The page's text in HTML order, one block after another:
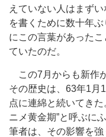
えていない人はまず
を書くために数十年
にこの言葉があった
ていたのだ。
この7月からも新作
その歴史は、63年1月
点に連綿と続いてき
ニメ黄金期”と呼ぶに
筆者は、その影響を